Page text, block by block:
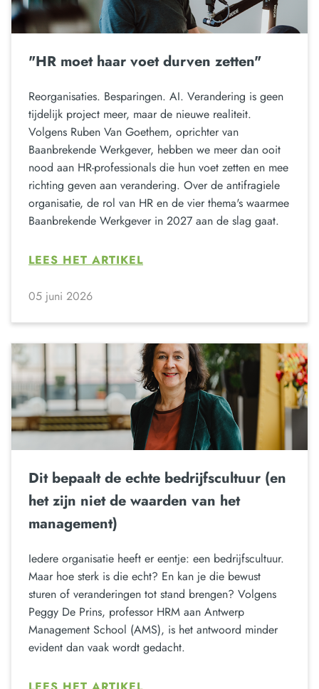
"HR moet haar voet durven zetten"
Reorganisaties. Besparingen. AI. Verandering is geen
tijdelijk project meer, maar de nieuwe realiteit.
Volgens Ruben Van Goethem, oprichter van
Baanbrekende Werkgever, hebben we meer dan ooit
nood aan HR-professionals die hun voet zetten en mee
richting geven aan verandering. Over de antifragiele
organisatie, de rol van HR en de vier thema's waarmee
Baanbrekende Werkgever in 2027 aan de slag gaat.
LEES HET ARTIKEL
05 juni 2026
Dit bepaalt de echte bedrijfscultuur (en
het zijn niet de waarden van het
management)
Iedere organisatie heeft er eentje: een bedrijfscultuur.
Maar hoe sterk is die echt? En kan je die bewust
sturen of veranderingen tot stand brengen? Volgens
Peggy De Prins, professor HRM aan Antwerp
Management School (AMS), is het antwoord minder
evident dan vaak wordt gedacht.